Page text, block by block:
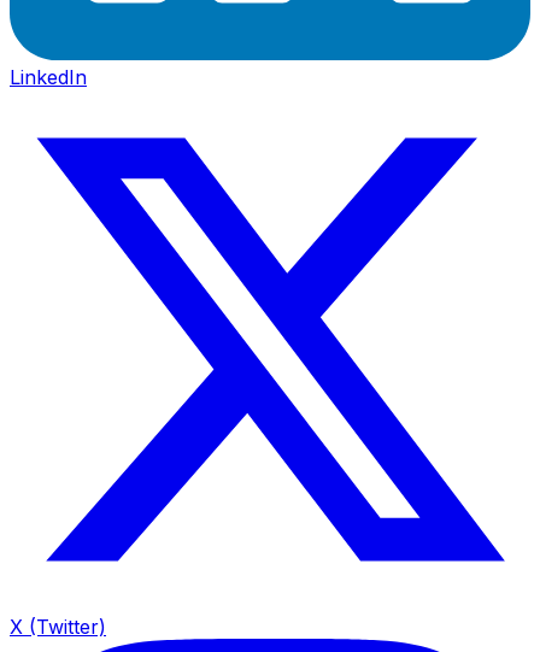
LinkedIn
X (Twitter)